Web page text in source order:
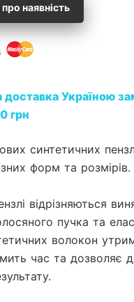
наявність
Україною
грн
синтетичних
форм та розмірів.
відрізняються
пучка та
волокон
час та дозволяє